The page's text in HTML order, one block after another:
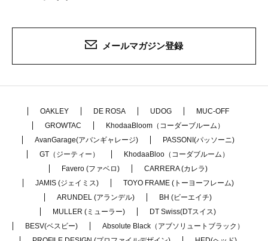
メールマガジン登録
OAKLEY DE ROSA UDOG
MUC-OFF
GROWTAC
KhodaaBloom（コーダーブルーム）
AvanGarage(アバンギャレージ)
PASSONI(パッソーニ)
GT（ジーティー）
KhodaaBloo（コーダブルーム）
Favero (ファベロ)
CARRERA (カレラ)
JAMIS (ジェイミス)
TOYO FRAME (トーヨーフレーム)
ARUNDEL (アランデル)
BH (ビーエイチ)
MULLER (ミューラー)
DT Swiss(DTスイス)
BESV(ベスビー)
Absolute Black（アブソリュートブラック）